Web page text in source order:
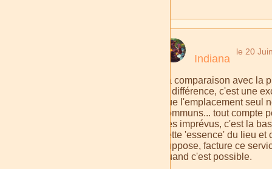
Indiana
le 20
Ta comparaison avec la
la différence, c'est une
que l'emplacement seul
communs... tout
des imprévus, c'est la
cette 'essence' du lieu
suppose, facture ce
quand c'est possible.